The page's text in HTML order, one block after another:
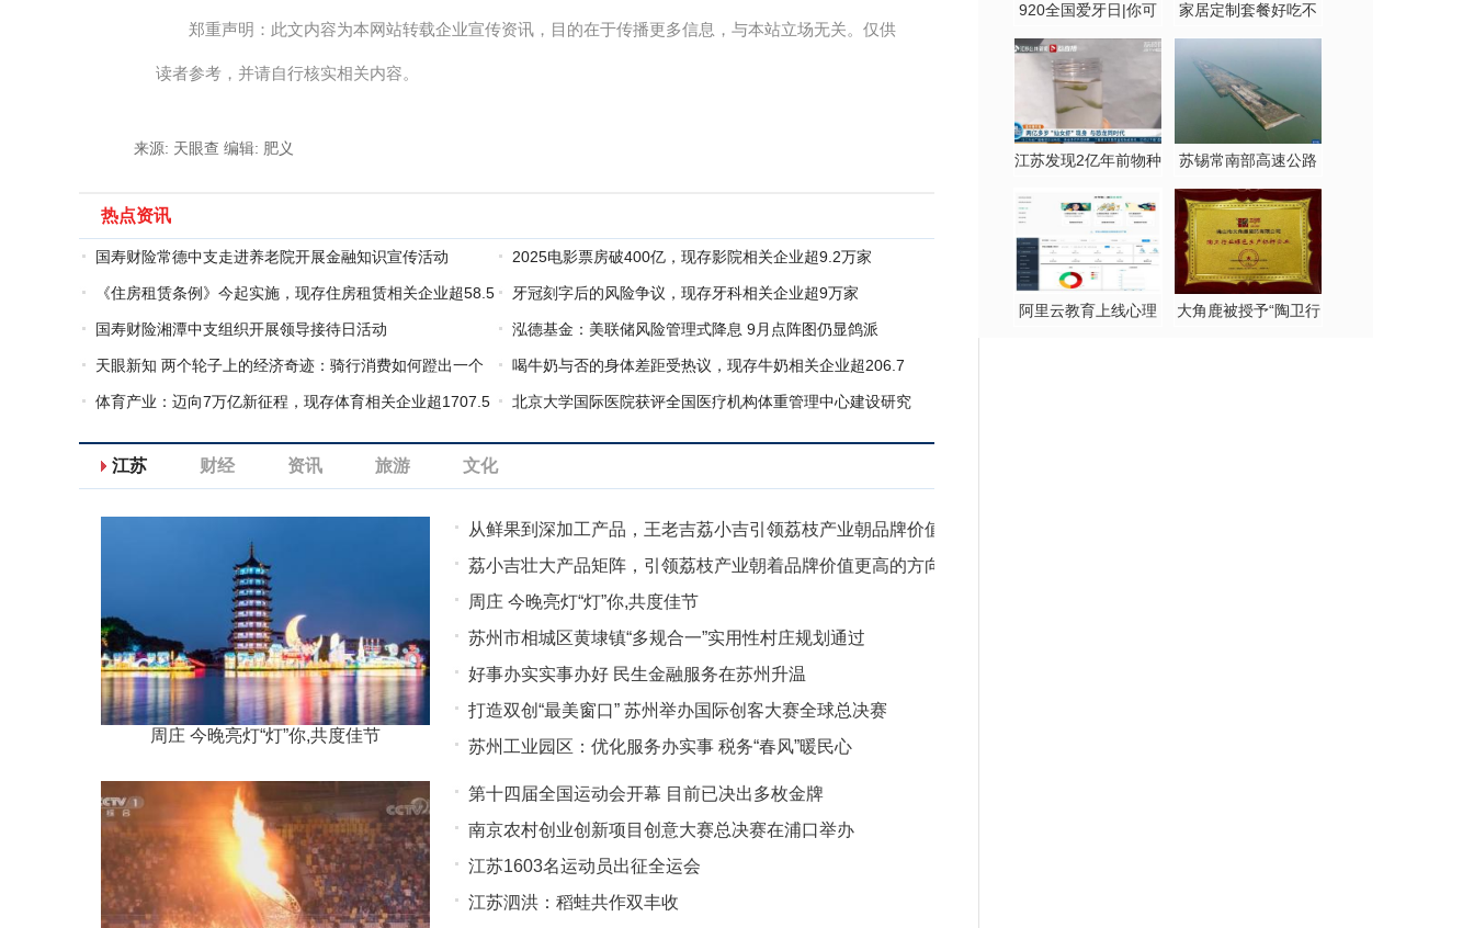
郑重声明：此文内容为本网站转载企业宣传资讯，目的在于传播更多信息，与本站立场无关。仅供
读者参考，并请自行核实相关内容。
来源: 天眼查 编辑: 肥义
热点资讯
国寿财险常德中支走进养老院开展金融知识宣传活动 2025电影票房破400亿，现存影院相关企业超9.2万家
《住房租赁条例》今起实施，现存住房租赁相关企业超58.5
万家
牙冠刻字后的风险争议，现存牙科相关企业超9万家
国寿财险湘潭中支组织开展领导接待日活动 泓德基金：美联储风险管理式降息 9月点阵图仍显鸽派
天眼新知 两个轮子上的经济奇迹：骑行消费如何蹬出一个
千亿市场？
喝牛奶与否的身体差距受热议，现存牛奶相关企业超206.7
万家
体育产业：迈向7万亿新征程，现存体育相关企业超1707.5 北京大学国际医院获评全国医疗机构体重管理中心建设研究
江苏 财经 资讯 旅游 文化
周庄 今晚亮灯“灯”你,共度佳节
从鲜果到深加工产品，王老吉荔小吉引领荔枝产业朝品牌价值
更高的
荔小吉壮大产品矩阵，引领荔枝产业朝着品牌价值更高的方向
升级
周庄 今晚亮灯“灯”你,共度佳节
苏州市相城区黄埭镇“多规合一”实用性村庄规划通过
好事办实实事办好 民生金融服务在苏州升温
打造双创“最美窗口” 苏州举办国际创客大赛全球总决赛
苏州工业园区：优化服务办实事 税务“春风”暖民心
第十四届全国运动会开幕 目前已决出多枚金牌
南京农村创业创新项目创意大赛总决赛在浦口举办
江苏1603名运动员出征全运会
江苏泗洪：稻蛙共作双丰收
920全国爱牙日|你可
能
家居定制套餐好吃不
好吃？
江苏发现2亿年前物种
仙女
苏锡常南部高速公路
太湖隧
阿里云教育上线心理
大角鹿被授予“陶卫行